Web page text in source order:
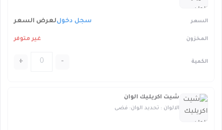
سجل دخوللعرض السعر
غير متوفر
-
+
شيت اكريليك الوان
الالوان : تحديد الوان: فضى